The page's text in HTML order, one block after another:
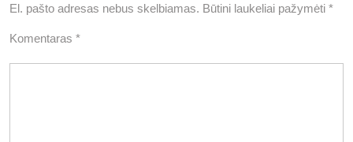
El. pašto adresas nebus skelbiamas. Būtini laukeliai pažymėti *
Komentaras *